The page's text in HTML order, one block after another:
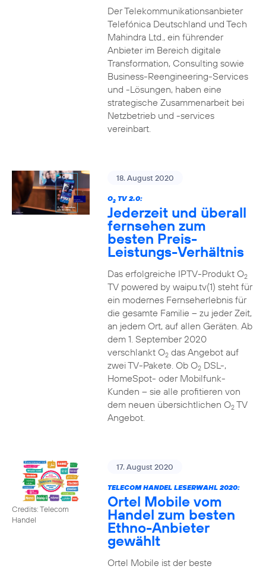
Der Telekommunikationsanbieter
Telefónica Deutschland und Tech
Mahindra Ltd., ein führender
Anbieter im Bereich digitale
Transformation, Consulting sowie
Business-Reengineering-Services
und -Lösungen, haben eine
strategische Zusammenarbeit bei
Netzbetrieb und -services
vereinbart.
18. August 2020
O2TV 2.0:
Jederzeit und überall
fernsehen zum
besten Preis-
Leistungs-Verhältnis
Das erfolgreiche IPTV-Produkt O2
TV powered by waipu.tv(1) steht für
ein modernes Fernseherlebnis für
die gesamte Familie – zu jeder Zeit,
an jedem Ort, auf allen Geräten. Ab
dem 1. September 2020
verschlankt O2das Angebot auf
zwei TV-Pakete. Ob O2DSL-,
HomeSpot- oder Mobilfunk-
Kunden – sie alle profitieren von
dem neuen übersichtlichen O2TV
Angebot.
Credits: Telecom
Handel
17. August 2020
TELECOM HANDEL LESERWAHL 2020:
Ortel Mobile vom
Handel zum besten
Ethno-Anbieter
gewählt
Ortel Mobile ist der beste